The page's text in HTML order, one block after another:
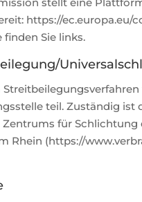
https://ec.europa.eu/
finden Sie links.
teil. Zuständig ist
für Schlichtung
Rhein (https://